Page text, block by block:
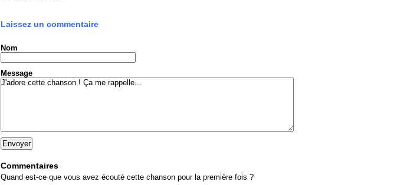
Laissez un commentaire
Nom
Message
Commentaires
Quand est-ce que vous avez écouté cette chanson pour la première fois ?